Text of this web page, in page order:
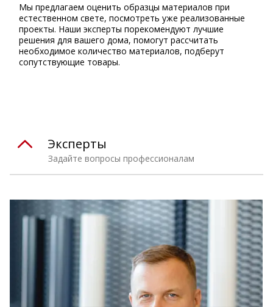
Мы предлагаем оценить образцы материалов при
естественном свете, посмотреть уже реализованные
проекты. Наши эксперты порекомендуют лучшие
решения для вашего дома, помогут рассчитать
необходимое количество материалов, подберут
сопутствующие товары.
Задайте вопросы профессионалам
Эксперты